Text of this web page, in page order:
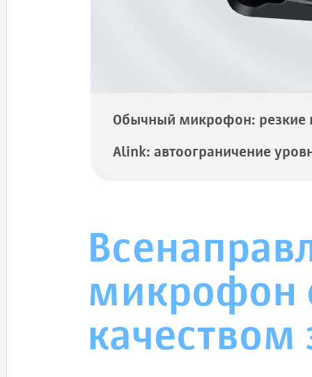
Обычный микрофон: резкие
Alink: автоограничение
микрофон
качеством